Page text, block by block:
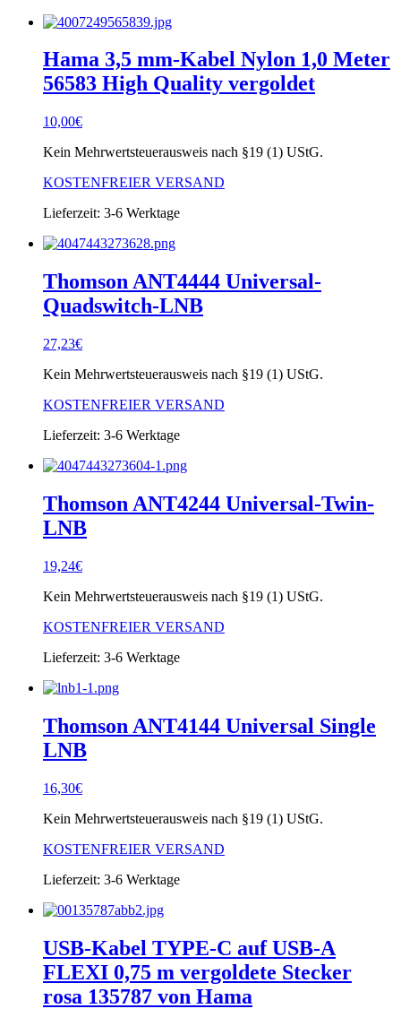
Hama 3,5 mm-Kabel Nylon 1,0 Meter
56583 High Quality vergoldet
10,00€
Kein Mehrwertsteuerausweis nach §19 (1) UStG.
KOSTENFREIER VERSAND
Lieferzeit: 3-6 Werktage
Thomson ANT4444 Universal-
Quadswitch-LNB
27,23€
Kein Mehrwertsteuerausweis nach §19 (1) UStG.
KOSTENFREIER VERSAND
Lieferzeit: 3-6 Werktage
Thomson ANT4244 Universal-Twin-
LNB
19,24€
Kein Mehrwertsteuerausweis nach §19 (1) UStG.
KOSTENFREIER VERSAND
Lieferzeit: 3-6 Werktage
Thomson ANT4144 Universal Single
LNB
16,30€
Kein Mehrwertsteuerausweis nach §19 (1) UStG.
KOSTENFREIER VERSAND
Lieferzeit: 3-6 Werktage
USB-Kabel TYPE-C auf USB-A
FLEXI 0,75 m vergoldete Stecker
rosa 135787 von Hama